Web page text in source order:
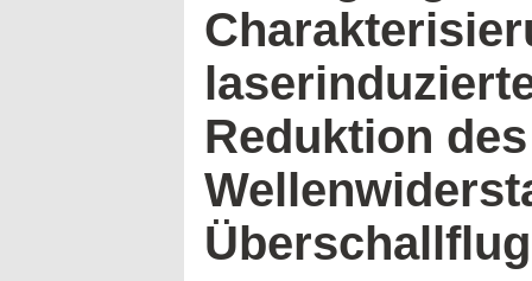
Reduktion des
Überschallflug